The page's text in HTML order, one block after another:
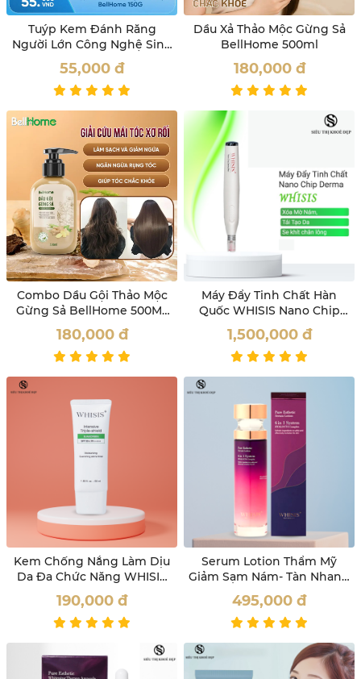
Tuýp Kem Đánh Răng
Người Lớn Công Nghệ Sinh
Học Bell Home 150G
55,000 đ
Dầu Xả Thảo Mộc Gừng Sả
BellHome 500ml
180,000 đ
Combo Dầu Gội Thảo Mộc
Gừng Sả BellHome 500ML
Tặng Bọt Vệ Sinh Phụ Nữ
100ML
180,000 đ
Máy Đẩy Tinh Chất Hàn
Quốc WHISIS Nano Chip
Derma Pen Mờ Nám, Giảm
Nếp Nhăn
1,500,000 đ
Kem Chống Nắng Làm Dịu
Da Đa Chức Năng WHISIS
Intensive Triple-Shield
Sunscreen
190,000 đ
Serum Lotion Thẩm Mỹ
Giảm Sạm Nám- Tàn Nhang
Whisis 100ml
495,000 đ